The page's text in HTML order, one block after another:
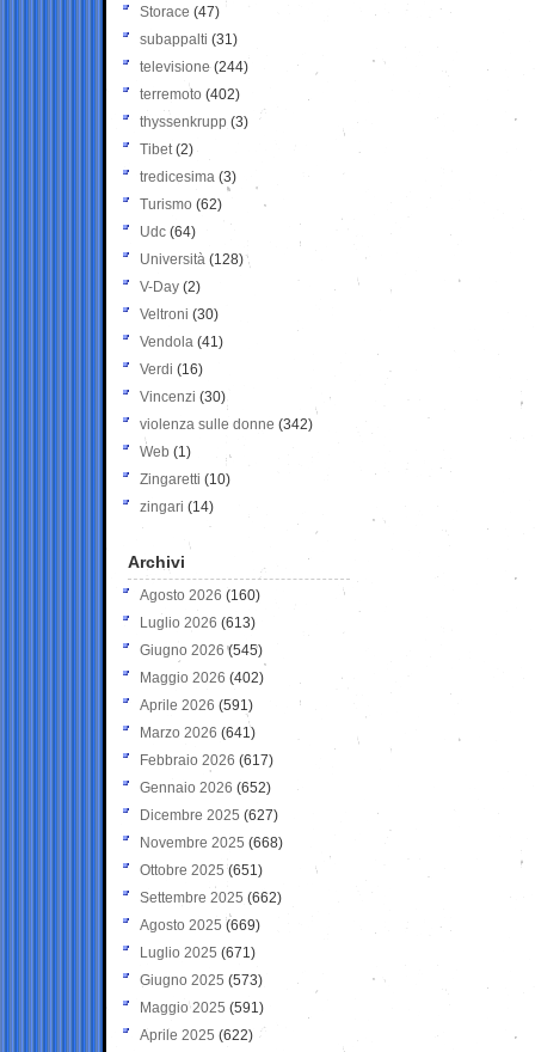
Storace (47)
subappalti (31)
televisione(244)
terremoto (402)
thyssenkrupp (3)
Tibet(2)
tredicesima (3)
Turismo (62)
Udc (64)
Università (128)
V-Day (2)
Veltroni (30)
Vendola (41)
Verdi (16)
Vincenzi (30)
violenza sulle donne (342)
Web (1)
Zingaretti (10)
zingari (14)
Archivi
Agosto 2026 (160)
Luglio 2026 (613)
Giugno 2026 (545)
Maggio 2026 (402)
Aprile 2026 (591)
Marzo 2026 (641)
Febbraio 2026 (617)
Gennaio 2026 (652)
Dicembre 2025 (627)
Novembre 2025 (668)
Ottobre 2025 (651)
Settembre 2025 (662)
Agosto 2025 (669)
Luglio 2025 (671)
Giugno 2025 (573)
Maggio 2025 (591)
Aprile 2025 (622)